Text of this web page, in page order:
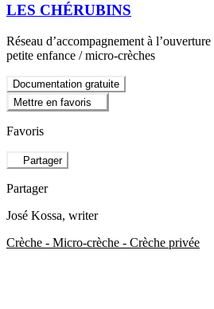
LES CHÉRUBINS
Réseau d’accompagnement à
petite enfance / micro-crèches
Documentation gratuite
Mettre en favoris
Favoris
Partager
Partager
José Kossa, writer
Crèche - Micro-crèche - Crèche privée